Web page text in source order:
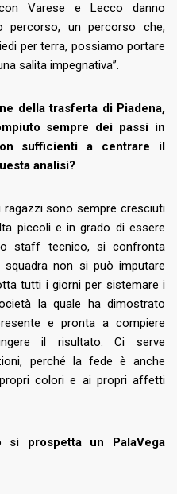
Varese e Lecco danno
percorso, un percorso che,
per terra, possiamo portare
salita impegnativa”.
della trasferta di Piadena,
sempre dei passi in
sufficienti a centrare il
analisi?
ragazzi sono sempre cresciuti
piccoli e in grado di essere
staff tecnico, si confronta
non si può imputare
tutti i giorni per sistemare i
la quale ha dimostrato
e pronta a compiere
il risultato. Ci serve
perché la fede è anche
colori e ai propri affetti
prospetta un PalaVega